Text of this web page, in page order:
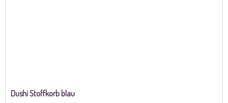
Dushi Stoffkorb blau